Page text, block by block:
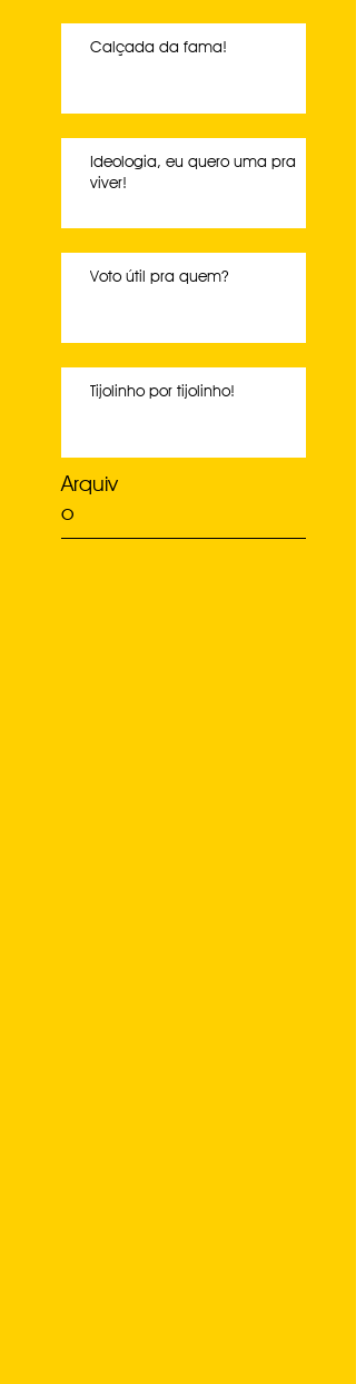
Calçada da fama!
Ideologia, eu quero uma pra
viver!
Voto útil pra quem?
Tijolinho por tijolinho!
Arquiv
o